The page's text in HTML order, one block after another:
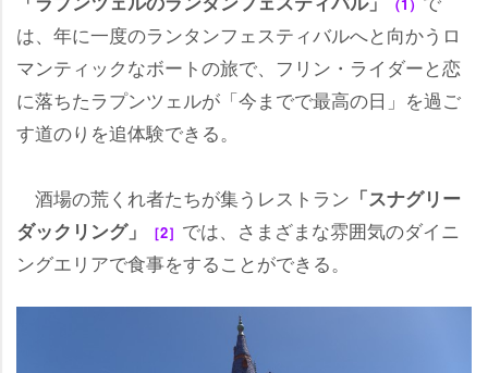
は、年に一度のランタンフェスティバルへと向かうロ
マンティックなボートの旅で、フリン・ライダーと恋
に落ちたラプンツェルが「今までで最高の日」を過ご
す道のりを追体験できる。
酒場の荒くれ者たちが集うレストラン 「スナグリー
ダックリング」
［2］ では、さまざまな雰囲気のダイニ
ングエリアで食事をすることができる。